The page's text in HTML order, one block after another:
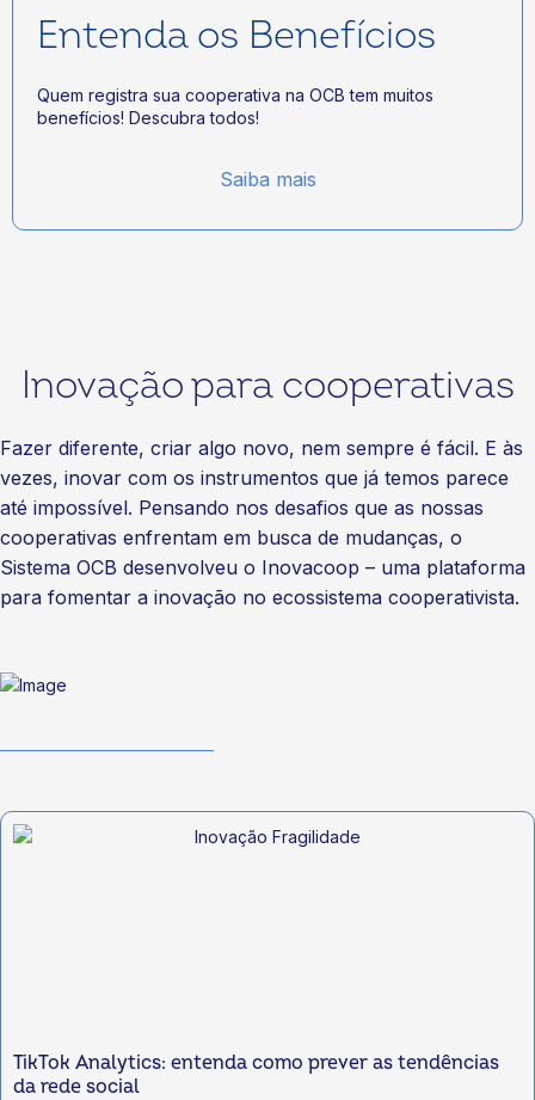
Entenda os Benefícios
Quem registra sua cooperativa na OCB tem muitos
benefícios! Descubra todos!
Saiba mais
Inovação para cooperativas
Fazer diferente, criar algo novo, nem sempre é fácil. E às
vezes, inovar com os instrumentos que já temos parece
até impossível. Pensando nos desafios que as nossas
cooperativas enfrentam em busca de mudanças, o
Sistema OCB desenvolveu o Inovacoop – uma plataforma
para fomentar a inovação no ecossistema cooperativista.
TikTok Analytics: entenda como prever as tendências
da rede social